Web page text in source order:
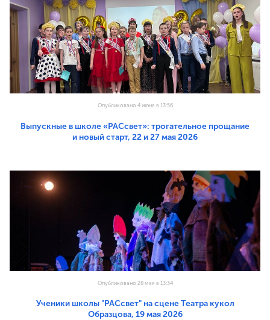
Опубликовано 4 июня в 13:56
Выпускные в школе «РАСсвет»: трогательное прощание
и новый старт, 22 и 27 мая 2026
Опубликовано 28 мая в 13:34
Ученики школы "РАСсвет" на сцене Театра кукол
Образцова, 19 мая 2026